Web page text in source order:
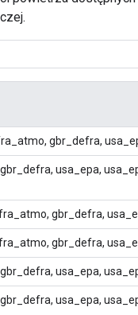
gbr_defra,
usa_epa,
gbr_defra,
gbr_defra,
usa_epa,
usa_epa,